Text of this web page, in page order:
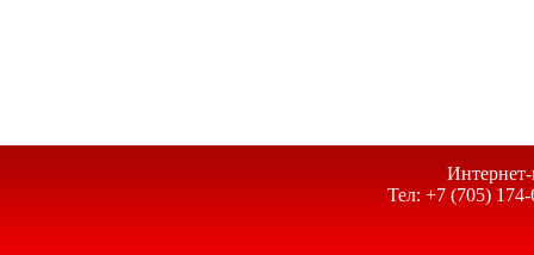
Тел: +7 (705)